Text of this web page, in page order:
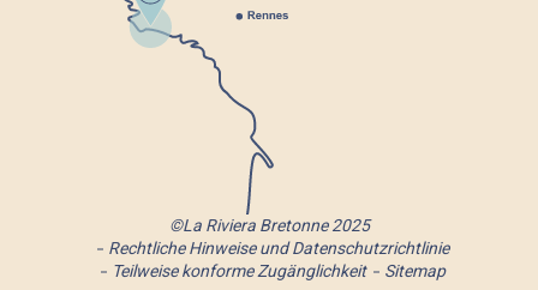
©La Riviera Bretonne 2025
Rechtliche Hinweise und Datenschutzrichtlinie
Teilweise konforme Zugänglichkeit
Sitemap